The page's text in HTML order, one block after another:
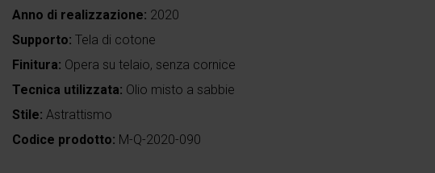
Anno di realizzazione: 2020
Supporto: Tela di cotone
Finitura: Opera su telaio, senza cornice
Tecnica utilizzata: Olio misto a sabbie
Stile: Astrattismo
Codice prodotto: M-Q-2020-090